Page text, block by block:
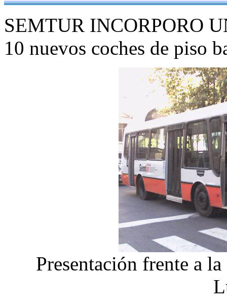
SEMTUR INCORPORO
10 nuevos coches de piso
Presentación frente a